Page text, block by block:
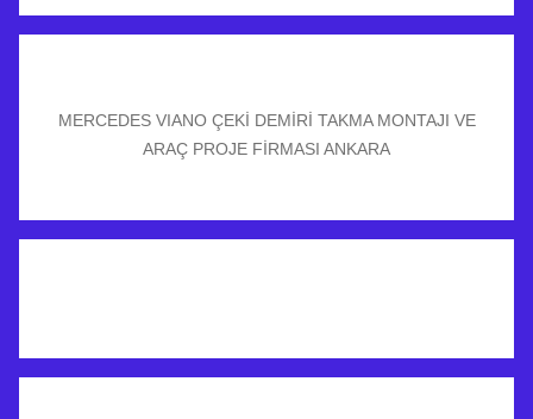
MERCEDES VIANO ÇEKİ DEMİRİ TAKMA MONTAJI VE
ARAÇ PROJE FİRMASI ANKARA